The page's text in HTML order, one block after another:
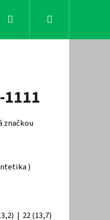
KontaktyPřihlášení
1111
značkou
)
| 22 (13,7)